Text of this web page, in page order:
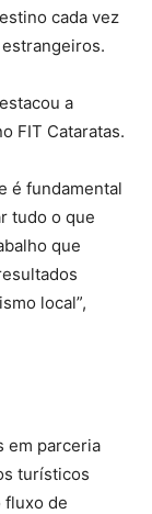
cada vez
a
FIT Cataratas.
é fundamental
tudo o que
que
local”,
em parceria
turísticos
fluxo de